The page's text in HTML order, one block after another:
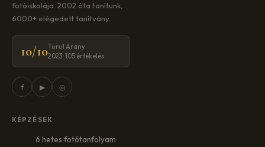
fotóiskolája. 2002 óta tanítunk,
6000+ elégedett tanítvány.
10/10Turul Arany
2023 · 105 értékelés
f ▶ ◎
KÉPZÉSEK
6 hetes fotótanfolyam